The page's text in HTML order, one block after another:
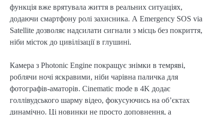
функція вже врятувала життя в реальних ситуаціях,
додаючи смартфону ролі захисника. А Emergency SOS via
Satellite дозволяє надсилати сигнали з місць без покриття,
ніби місток до цивілізації в глушині.
Камера з Photonic Engine покращує знімки в темряві,
роблячи ночі яскравими, ніби чарівна паличка для
фотографів-аматорів. Cinematic mode в 4K додає
голлівудського шарму відео, фокусуючись на об’єктах
динамічно. Ці новинки не просто доповнення, а